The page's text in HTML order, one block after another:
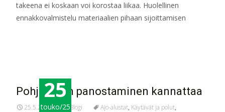
takeena ei koskaan voi korostaa liikaa. Huolellinen
ennakkovalmistelu materiaalien pihaan sijoittamisen
25
touko/25
Pohjatöihin panostaminen kannattaa
25.5.2025 Blogi Ajo-alustat, Käytävät ja polut,